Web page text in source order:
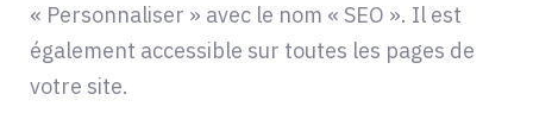
« Personnaliser » avec le nom « SEO ». Il est
également accessible sur toutes les pages de
votre site.